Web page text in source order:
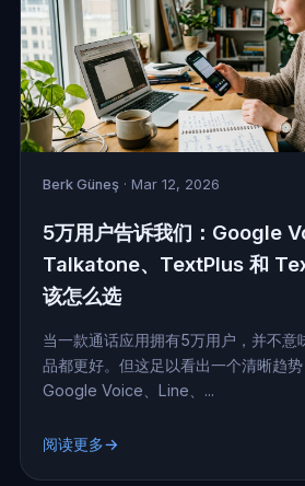
Berk Güneş· Mar 12, 2026
5万用户告诉我们：Google
Talkatone、TextPlus 和
该怎么选
当一款通话应用拥有5万用户，并不意
品都更好。但这足以看出一个清晰趋
Google Voice、Line、...
阅读更多→